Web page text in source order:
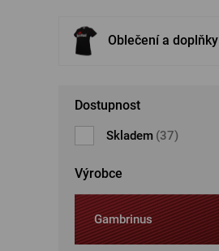
Oblečení a doplňky
Dostupnost
Skladem (37)
Výrobce
Gambrinus